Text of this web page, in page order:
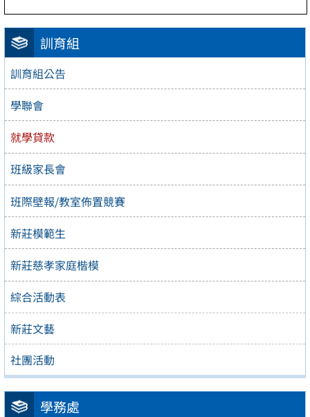
訓育組
訓育組公告
學聯會
就學貸款
班級家長會
班際壁報/教室佈置競賽
新莊模範生
新莊慈孝家庭楷模
綜合活動表
新莊文藝
社團活動
學務處